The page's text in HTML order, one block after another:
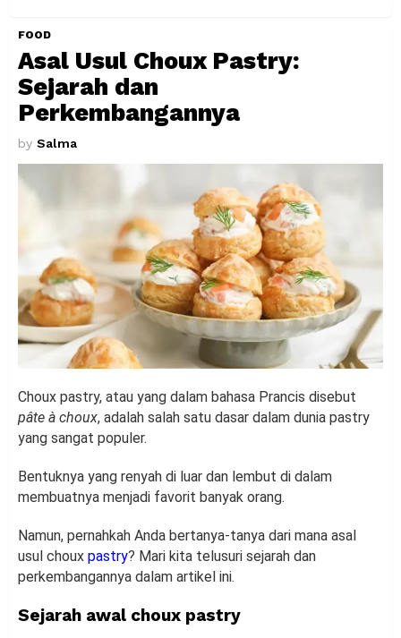
FOOD
Asal Usul Choux Pastry:
Sejarah dan
Perkembangannya
by Salma
Choux pastry, atau yang dalam bahasa Prancis disebut
pâte à choux, adalah salah satu dasar dalam dunia pastry
yang sangat populer.
Bentuknya yang renyah di luar dan lembut di dalam
membuatnya menjadi favorit banyak orang.
Namun, pernahkah Anda bertanya-tanya dari mana asal
usul choux pastry? Mari kita telusuri sejarah dan
perkembangannya dalam artikel ini.
Sejarah awal choux pastry